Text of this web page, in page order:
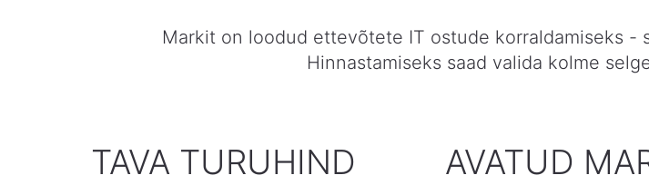
Markit on loodud ettevõtete IT ostude korraldamiseks
Hinnastamiseks saad valida kolme
TAVA TURUHIND AVATUD